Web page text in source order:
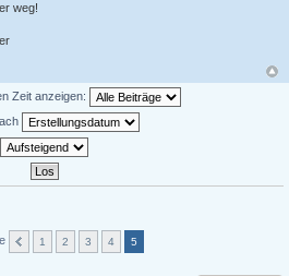
weg!
Zeit anzeigen:
1 2 3 4 5